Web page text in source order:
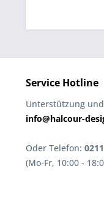
Service Hotline
Unterstützung
info@halcour-
Oder Telefon:
(Mo-Fr, 10:00 -